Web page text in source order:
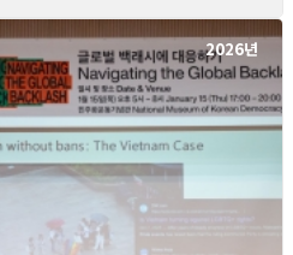
2026년